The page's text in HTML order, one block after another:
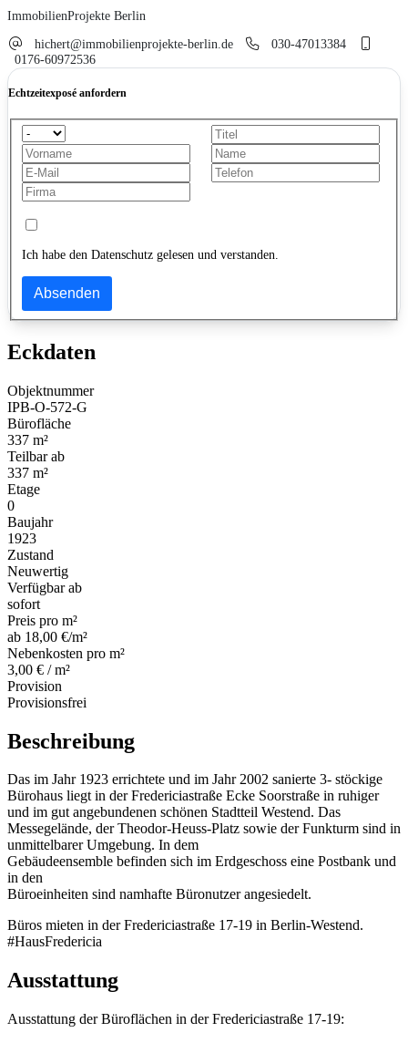
ImmobilienProjekte Berlin
hichert@immobilienprojekte-berlin.de
030-47013384
0176-60972536
Echtzeitexposé anfordern
Ich habe den Datenschutz gelesen und verstanden.
Absenden
Eckdaten
Objektnummer
IPB-O-572-G
Bürofläche
337 m²
Teilbar ab
337 m²
Etage
0
Baujahr
1923
Zustand
Neuwertig
Verfügbar ab
sofort
Preis pro m²
ab 18,00 €/m²
Nebenkosten pro m²
3,00 € / m²
Provision
Provisionsfrei
Beschreibung
Das im Jahr 1923 errichtete und im Jahr 2002 sanierte 3- stöckige
Bürohaus liegt in der Fredericiastraße Ecke Soorstraße in ruhiger
und im gut angebundenen schönen Stadtteil Westend. Das
Messegelände, der Theodor-Heuss-Platz sowie der Funkturm sind in
unmittelbarer Umgebung. In dem
Gebäudeensemble befinden sich im Erdgeschoss eine Postbank und
in den
Büroeinheiten sind namhafte Büronutzer angesiedelt.
Büros mieten in der Fredericiastraße 17-19 in Berlin-Westend.
#HausFredericia
Ausstattung
Ausstattung der Büroflächen in der Fredericiastraße 17-19: